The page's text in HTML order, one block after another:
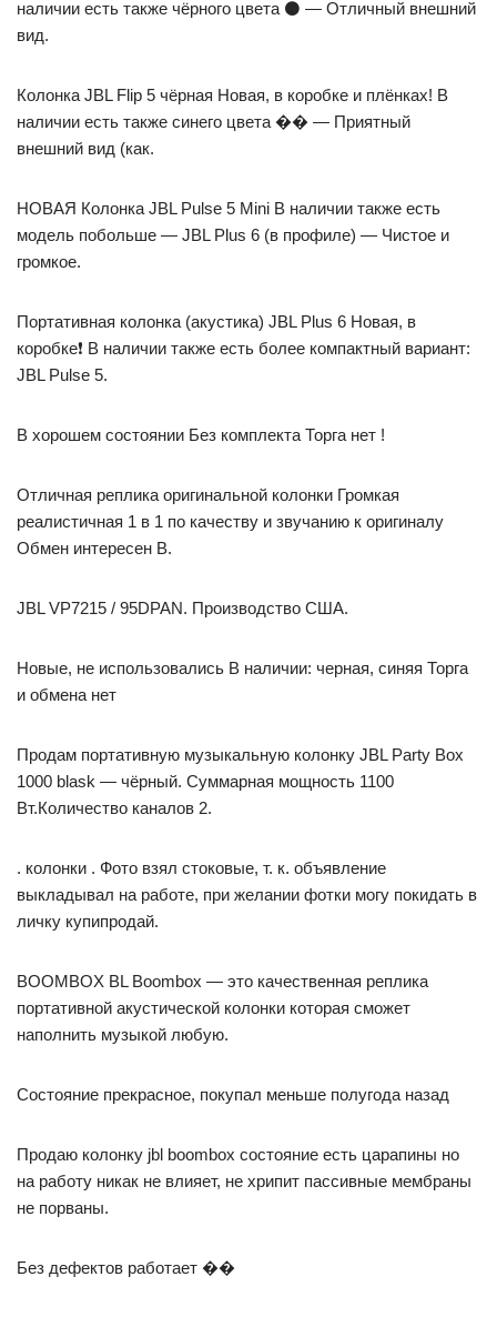
наличии есть также чёрного цвета ⚫️ — Отличный внешний
вид.
Колонка JBL Flip 5 чёрная Новая, в коробке и плёнках! В
наличии есть также синего цвета �� — Приятный
внешний вид (как.
НОВАЯ Колонка JBL Pulse 5 Mini В наличии также есть
модель побольше — JBL Plus 6 (в профиле) — Чистое и
громкое.
Портативная колонка (акустика) JBL Plus 6 Новая, в
коробке❗ В наличии также есть более компактный вариант:
JBL Pulse 5.
В хорошем состоянии Без комплекта Торга нет !
Отличная реплика оригинальной колонки Громкая
реалистичная 1 в 1 по качеству и звучанию к оригиналу
Обмен интересен В.
JBL VP7215 / 95DPAN. Производство США.
Новые, не использовались В наличии: черная, синяя Торга
и обмена нет
Продам портативную музыкальную колонку JBL Party Box
1000 blask — чёрный. Суммарная мощность 1100
Вт.Количество каналов 2.
. колонки . Фото взял стоковые, т. к. объявление
выкладывал на работе, при желании фотки могу покидать в
личку купипродай.
BOOMBOX BL Boombox — это качественная реплика
портативной акустической колонки которая сможет
наполнить музыкой любую.
Состояние прекрасное, покупал меньше полугода назад
Продаю колонку jbl boombox состояние есть царапины но
на работу никак не влияет, не хрипит пассивные мембраны
не порваны.
Без дефектов работает ��